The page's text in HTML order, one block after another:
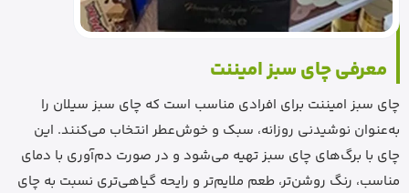
معرفی چای سبز امیننت
چای سبز امیننت برای افرادی مناسب است که چای سبز سیلان را
به‌عنوان نوشیدنی روزانه، سبک و خوش‌عطر انتخاب می‌کنند. این
چای با برگ‌های چای سبز تهیه می‌شود و در صورت دم‌آوری با دمای
مناسب، رنگ روشن‌تر، طعم ملایم‌تر و رایحه گیاهی‌تری نسبت به چای